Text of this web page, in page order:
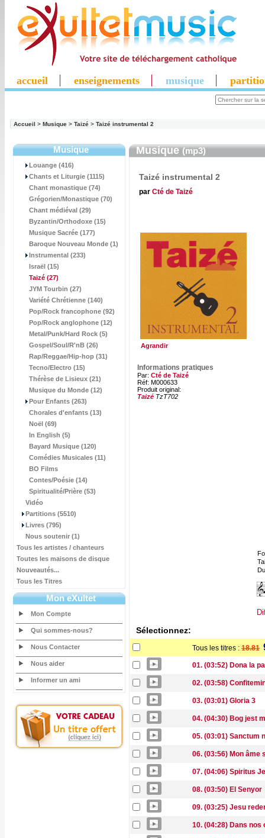
accueil enseignements musique
Accueil > Musique > Taizé > Taizé instrumental 2
Musique
Louange (416)
Chants et Liturgie (1115)
Chant monastique (74)
Grégorien/Monastique (70)
Chant médiéval (29)
Byzantin/Orthodoxe (15)
Musique Sacrée (177)
Baroque Nouveau Monde (1)
Instrumental (233)
Israël (15)
Taizé (27)
JYM Tourbin (27)
Variété Chrétienne (140)
Pop/Rock francophone (92)
Pop/Rock anglophone (12)
Metal/Punk/Hard Rock (5)
Gospel/Soul/R'nB (26)
Rap/Reggae/Hip-hop (31)
Tecno/Electro (15)
Thérèse de Lisieux (21)
Musique du Monde (12)
Pour Enfants (263)
Chorales d'enfants (13)
Noël (69)
In English (5)
Bayard Musique (120)
Comédies Musicales (11)
BO Films
Contes/Poésie (14)
Spiritualité/Prière (53)
Vidéo
Partitions (5510)
Livres (795)
Nous soutenir (1)
Tous les artistes / chanteurs
Toutes les maisons de disque
Nouveautés...
Tous les Titres
Mon eXultet
Mon Compte
Qui sommes-nous?
Nous Contacter
Nous aider
Informer un ami
Musique(mp3)
Taizé instrumental 2
par Cté de Taizé
Agrandir
Informations pratiques
Par: Cté de Taizé
Réf: M000633
Produit original:
Taizé TzT702
Sélectionnez:
Tous les titres : 18.81
01. (03:52) Dona la
02. (03:58)
03. (03:01) Gloria 3
04. (04:30) Bog jest
05. (03:01) Sanctum
06. (03:56) Mon âme
07. (04:06) Spiritus
08. (03:50) El Senyor
09. (03:25) Jesu
10. (04:28) Dans nos